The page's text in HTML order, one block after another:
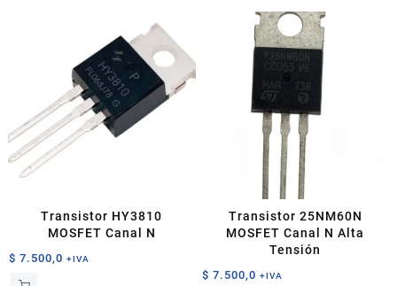
Transistor HY3810
MOSFET Canal N
$ 7.500,0 +IVA
Transistor 25NM60N
MOSFET Canal N Alta
Tensión
$ 7.500,0 +IVA